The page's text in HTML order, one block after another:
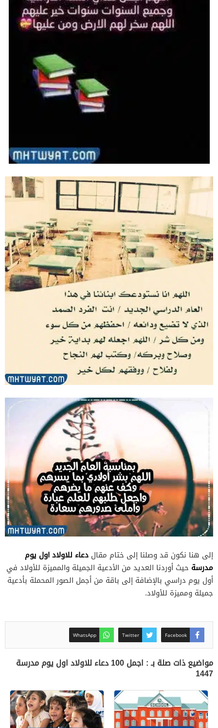
إلى هنا نكون قد وصلنا إلى ختام مقال دعاء للاولاد اول يوم
مدرسة حيث أوردنا العديد من الأدعية الجميلة والمميزة للأولاد في
أول يوم دراسي بالإضافة إلى باقة من أجمل الصور المحملة بأدعية
جميلة ومميزة للأولاد.
Facebook
Twitter
WhatsApp
مواضيع ذات صلة بـ : اجمل 100 دعاء للاولاد اول يوم مدرسة
1447